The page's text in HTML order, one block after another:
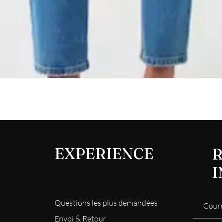
EXPERIENCE
Questions les plus demandées
Envoi & Retour